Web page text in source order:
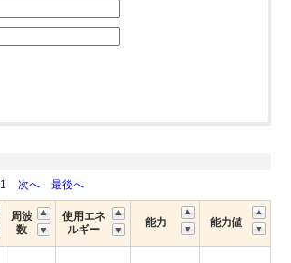
次へ 最後へ
周波
数
使用エネ
ルギー
能力 能力値